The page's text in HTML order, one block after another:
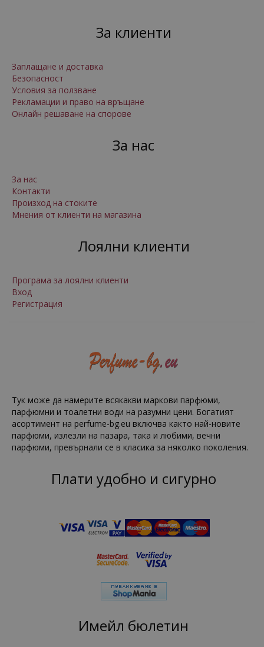
За клиенти
Заплащане и доставка
Безопасност
Условия за ползване
Рекламации и право на връщане
Онлайн решаване на спорове
За нас
За нас
Контакти
Произход на стоките
Мнения от клиенти на магазина
Лоялни клиенти
Програма за лоялни клиенти
Вход
Регистрация
Тук може да намерите всякакви маркови парфюми,
парфюмни и тоалетни води на разумни цени. Богатият
асортимент на perfume-bg.eu включва както най-новите
парфюми, излезли на пазара, така и любими, вечни
парфюми, превърнали се в класика за няколко поколения.
Плати удобно и сигурно
Имейл бюлетин